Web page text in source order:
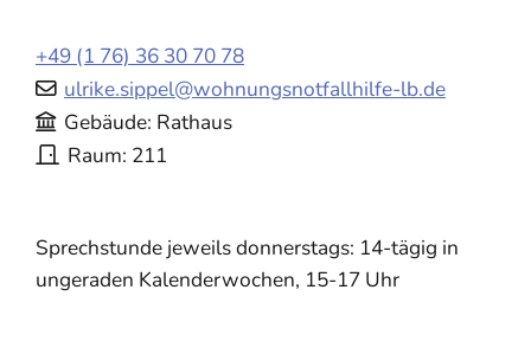
+49 (1 76) 36 30 70 78
ulrike.sippel@wohnungsnotfallhilfe-lb.de
Gebäude Rathaus
Raum 211
Sprechstunde jeweils donnerstags: 14-tägig in
ungeraden Kalenderwochen, 15-17 Uhr